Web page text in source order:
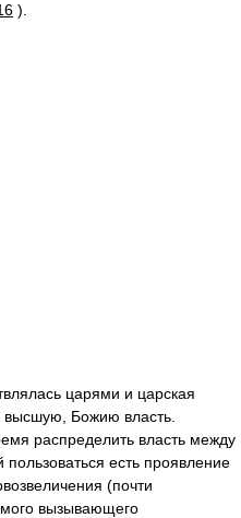
).
царями и царская
высшую, Божию власть.
распределить власть между
есть проявление
(почти
вызывающего